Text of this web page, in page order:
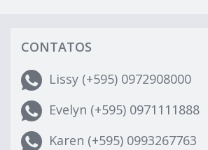
CONTATOS
Lissy (+595) 0972908000
Evelyn (+595) 0971111888
Karen (+595) 0993267763